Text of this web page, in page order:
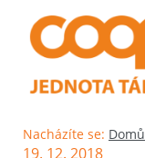
Nacházíte se: Domů
19. 12. 2018